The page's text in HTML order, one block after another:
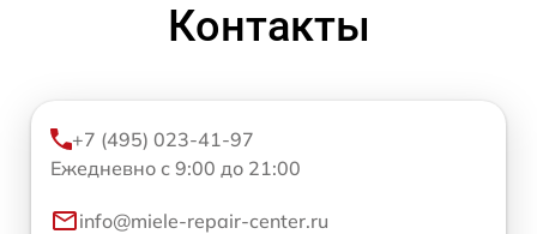
Контакты
+7 (495) 023-41-97
Ежедневно с 9:00 до 21:00
info@miele-repair-center.ru